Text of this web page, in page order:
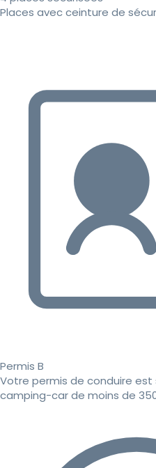
Places avec ceinture de
Permis B
Votre permis de conduire
camping-car de moins de